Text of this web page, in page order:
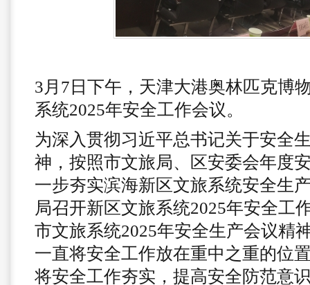
3月7日下午，天津大港奥林匹克博
系统2025年安全工作会议。
为深入贯彻习近平总书记关于安全
神，按照市文旅局、区安委会年度
一步夯实滨海新区文旅系统安全生
局召开新区文旅系统2025年安全工
市文旅系统2025年安全生产会议精
一直将安全工作放在重中之重的位
将安全工作夯实，提高安全防范意